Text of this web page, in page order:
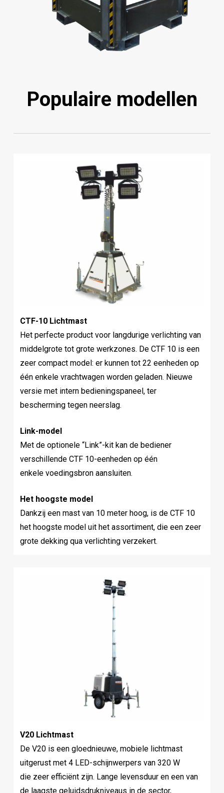
Populaire modellen
CTF-10 Lichtmast
Het perfecte product voor langdurige verlichting van
middelgrote tot grote werkzones. De CTF 10 is een
zeer compact model: er kunnen tot 22 eenheden op
één enkele vrachtwagen worden geladen. Nieuwe
versie met intern bedieningspaneel, ter
bescherming tegen neerslag.
Link-model
Met de optionele “Link”-kit kan de bediener
verschillende CTF 10-eenheden op één
enkele voedingsbron aansluiten.
Het hoogste model
Dankzij een mast van 10 meter hoog, is de CTF 10
het hoogste model uit het assortiment, die een zeer
grote dekking qua verlichting verzekert.
V20 Lichtmast
De V20 is een gloednieuwe, mobiele lichtmast
uitgerust met 4 LED-schijnwerpers van 320 W
die zeer efficiënt zijn. Lange levensduur en een van
de laagste geluidsdrukniveaus in de sector,